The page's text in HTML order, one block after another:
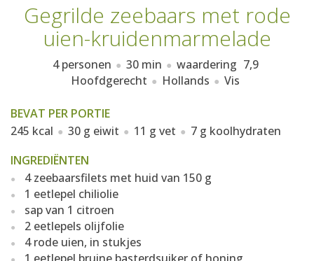
Gegrilde zeebaars met rode
uien-kruidenmarmelade
4 personen 30 min waardering 7,9
Hoofdgerecht
Hollands Vis
BEVAT PER PORTIE
245 kcal
30 g eiwit 11 g vet
7 g koolhydraten
INGREDIËNTEN
4 zeebaarsfilets met huid van 150 g
1 eetlepel chiliolie
sap van 1 citroen
2 eetlepels olijfolie
4 rode uien, in stukjes